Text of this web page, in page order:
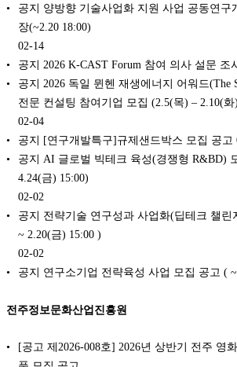
공지 양방향 기술사업화 지원 사업 공동연구
장(~2.20 18:00)
02-14
공지 2026 K-CAST Forum 참여 의사 설문 조
공지 2026 독일 뮌헨 재생에너지 어워드(The
전문 컨설팅 참여기업 모집 (2.5(목) – 2.10(화
02-04
공지 [연구개발특구]규제샌드박스 모집 공고
공지 AI 글로벌 빅테크 육성(경쟁형 R&BD)
4.24(금) 15:00)
02-02
공지 전략기술 연구성과 사업화(딥테크 챌
~ 2.20(금) 15:00 )
02-02
공지 연구소기업 전략육성 사업 모집 공고 (
전주정보문화산업진흥원
[공고 제2026-008호] 2026년 상반기 전주 영